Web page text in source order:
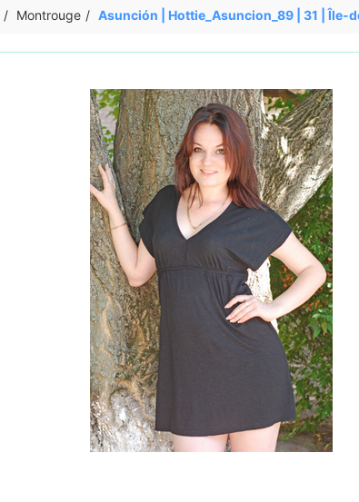
Montrouge Asunción | Hottie_Asuncion_89 | 31 | Île-